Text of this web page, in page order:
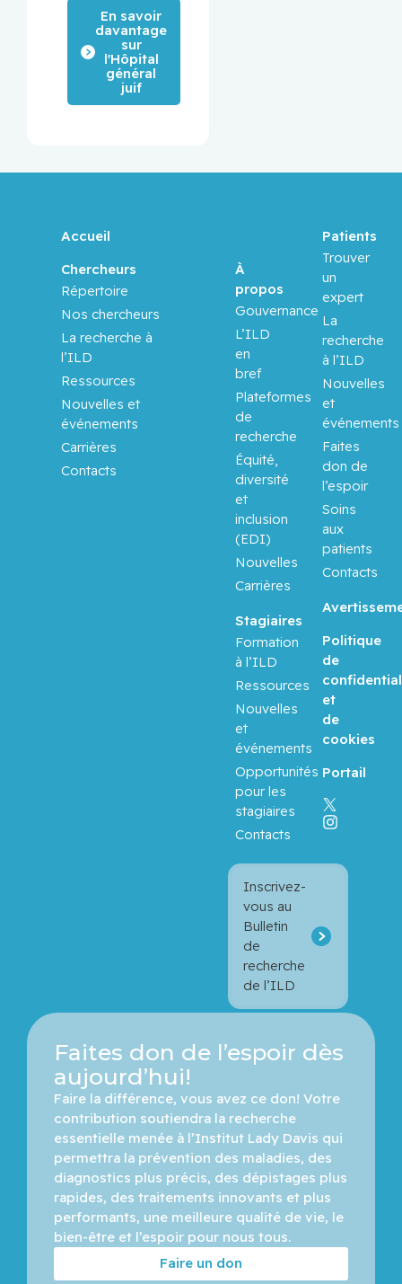
En savoir
davantage
sur
l'Hôpital
général
juif
Accueil
Chercheurs
Répertoire
Nos chercheurs
La recherche à
l’ILD
Ressources
Nouvelles et
événements
Carrières
Contacts
Inscrivez-
vous au
Bulletin
de
recherche
de l’ILD
Stagiaires
Formation
à l’ILD
Ressources
Nouvelles
et
événements
Opportunités
pour les
stagiaires
Contacts
À
propos
Gouvernance
L’ILD
en
bref
Plateformes
de
recherche
Équité,
diversité
et
inclusion
(EDI)
Nouvelles
Carrières
Patients
Trouver
un
expert
La
recherche
à l’ILD
Nouvelles
et
événements
Faites
don de
l’espoir
Soins
aux
patients
Contacts
Politique
de
et
de
cookies
Portail
Faites don de l’espoir dès
aujourd’hui!
Faire la différence, vous avez ce don! Votre
contribution soutiendra la recherche
essentielle menée à l’Institut Lady Davis qui
permettra la prévention des maladies, des
diagnostics plus précis, des dépistages plus
rapides, des traitements innovants et plus
performants, une meilleure qualité de vie, le
bien-être et l’espoir pour nous tous.
Faire un don